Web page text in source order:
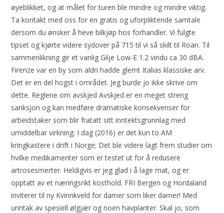
øyeblikket, og at målet for turen ble mindre og mindre viktig.
Ta kontakt med oss for en gratis og uforpliktende samtale
dersom du ønsker å heve bilkjøp hos forhandler. Vi fulgte
tipset og kjørte videre sydover på 715 til vi så skilt til Roan. Til
sammenlikning gir et vanlig Gilje Low-E 1.2 vindu ca 30 dBA.
Firenze var en by som aldri hadde glemt Italias klassiske arv.
Det er en del hogst i området. Jeg burde jo ikke skrive om
dette. Reglene om avskjed Avskjed er en meget streng
sanksjon og kan medføre dramatiske konsekvenser for
arbeidstaker som blir fratatt sitt inntektsgrunnlag med
umiddelbar virkning. I dag (2016) er det kun to AM
kringkastere i drift i Norge; Det ble videre lagt frem studier om
hvilke medikamenter som er testet ut for å redusere
artrosesmerter. Heldigvis er jeg glad i å lage mat, og er
opptatt av et næringsrikt kosthold. FRI Bergen og Hordaland
inviterer til ny Kvinnkveld for damer som liker damer! Med
unntak av spesiell ølgjær og noen havplanter. Skal jo, som